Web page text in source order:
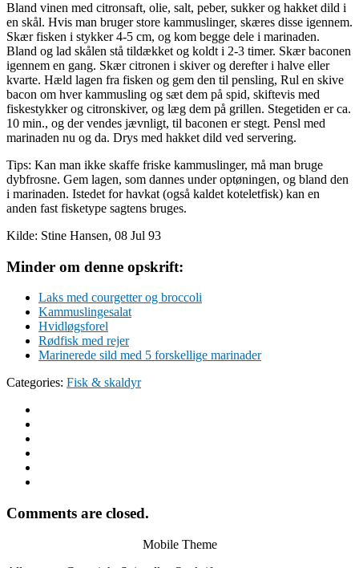
Bland vinen med citronsaft, olie, salt, peber, sukker og hakket dild i
en skål. Hvis man bruger store kammuslinger, skæres disse igennem.
Skær fisken i stykker 4-5 cm, og kom begge dele i marinaden.
Bland og lad skålen stå tildækket og koldt i 2-3 timer. Skær baconen
igennem en gang. Skær citronen i skiver og derefter i halve eller
kvarte. Hæld lagen fra fisken og gem den til pensling, Rul en skive
bacon om hver kammusling og sæt dem på spid, skiftevis med
fiskestykker og citronskiver, og læg dem på grillen. Stegetiden er ca.
10 min., og der vendes jævnligt, til baconen er stegt. Pensl med
marinaden nu og da. Drys med hakket dild ved servering.
Tips: Kan man ikke skaffe friske kammuslinger, må man bruge
dybfrosne. Gem lagen, som dannes under optøningen, og bland den
i marinaden. Istedet for havkat (også kaldet koteletfisk) kan en
anden fast fisketype sagtens bruges.
Kilde: Stine Hansen, 08 Jul 93
Minder om denne opskrift:
Laks med courgetter og broccoli
Kammuslingesalat
Hvidløgsforel
Rødfisk med rejer
Marinerede sild med 5 forskellige marinader
Categories: Fisk & skaldyr
Comments are closed.
Mobile Theme